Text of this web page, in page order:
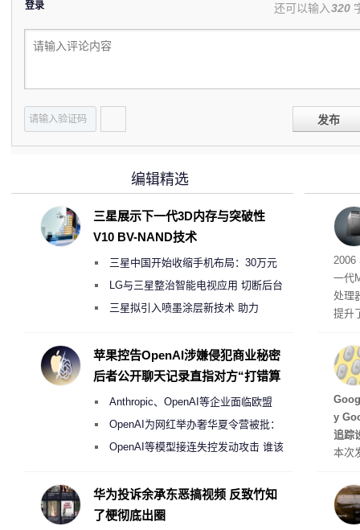
登录 还可以输入320
发布
有
2006
一代
处理
提升
型
ss
y
追踪
本次
新
果
摩
编辑精选
三星展示下一代3D内存与突破性
V10 BV-NAND技术
三星中国开始收缩手机布局：30万元
月销售额不达标门店 将被逐步清退
LG与三星整治智能电视应用 切断后台
偷偷共享带宽的违规行为
三星拟引入喷墨涂层新技术 助力
度
苹果控告OpenAI涉嫌侵犯商业秘密
后者公开聊天记录直指对方“打错算
Anthropic、OpenAI等企业面临欧盟
《人工智能法案》全新执法权限审查
OpenAI为网红举办奢华夏令营被批：
2000美元一晚 遭讽“反乌托邦”
OpenAI等模型接连失控发动攻击 谁该
华为投诉余承东恶搞视频 反致竹知
了梗彻底出圈